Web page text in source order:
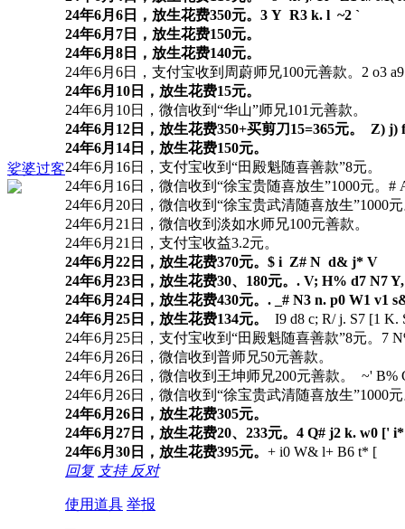
娑婆过客
24年6月6日，放生花费350元。 3 Y R3 k. l ~2 `
24年6月7日，放生花费150元。
24年6月8日，放生花费140元。
24年6月6日，支付宝收到周蔚师兄100元善款。 2 o3
24年6月10日，放生花费15元。
24年6月10日，微信收到“华山”师兄101元善款。
24年6月12日，放生花费350+买剪刀15=365元。
Z) j)
24年6月14日，放生花费150元。
24年6月16日，支付宝收到“田殿魁随喜善款”8元。
24年6月16日，微信收到“徐宝贵随喜放生”1000元。 #
24年6月20日，微信收到“徐宝贵武清随喜放生”1000
24年6月21日，微信收到淡如水师兄100元善款。
24年6月21日，支付宝收益3.2元。
24年6月22日，放生花费370元。 $ i Z# N d& j* V
24年6月23日，放生花费30、180元。 . V; H% d7 N7
24年6月24日，放生花费430元。 . _# N3 n. p0 W1 v1
24年6月25日，放生花费134元。
I9 d8 c; R/ j. S7 [1 K.
24年6月25日，支付宝收到“田殿魁随喜善款”8元。 7
24年6月26日，微信收到普师兄50元善款。
24年6月26日，微信收到王坤师兄200元善款。
~' B%
24年6月26日，微信收到“徐宝贵武清随喜放生”1000
24年6月26日，放生花费305元。
24年6月27日，放生花费20、233元。 4 Q# j2 k. w0 ['
24年6月30日，放生花费395元。 + i0 W& l+ B6 t* [
回复 支持 反对
使用道具 举报